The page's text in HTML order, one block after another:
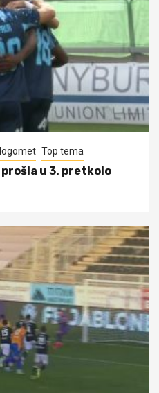
Top tema
u 3. pretkolo